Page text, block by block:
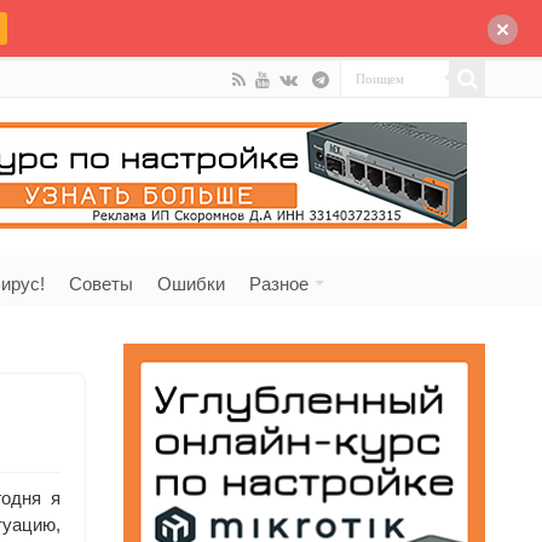
Советы Ошибки Разное
я